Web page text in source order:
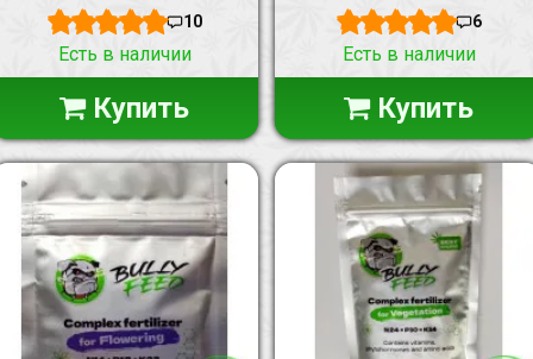
10
Есть в наличии
Купить
6
Есть в наличии
Купить